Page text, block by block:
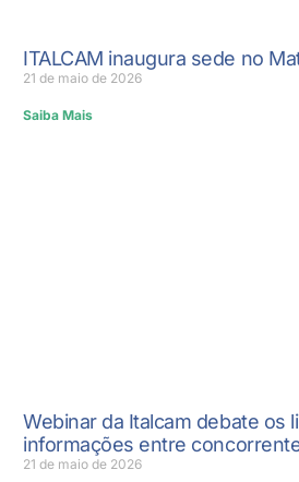
ITALCAM inaugura sede no
21 de maio de 2026
Saiba Mais
Webinar da Italcam debate os
informações entre
21 de maio de 2026